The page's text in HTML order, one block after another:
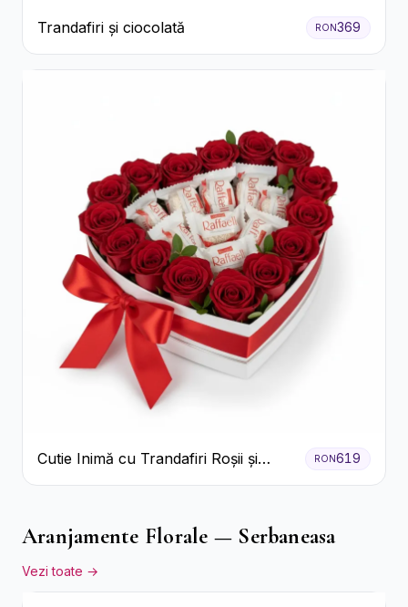
Trandafiri și ciocolată RON369
Cutie Inimă cu Trandafiri Roșii și
Bomboane Raffaello
RON619
Aranjamente Florale — Serbaneasa
Vezi toate →